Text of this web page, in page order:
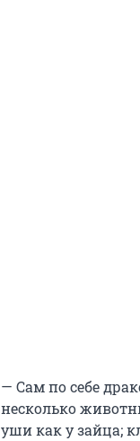
— Сам по себе
несколько
уши как у зайца;